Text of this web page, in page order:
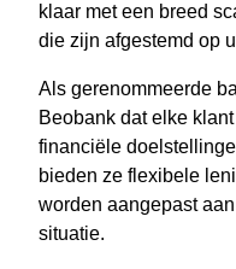
klaar met een breed
die zijn afgestemd op
Als gerenommeerde
Beobank dat elke
financiële
bieden ze flexibele
worden aangepast
situatie.